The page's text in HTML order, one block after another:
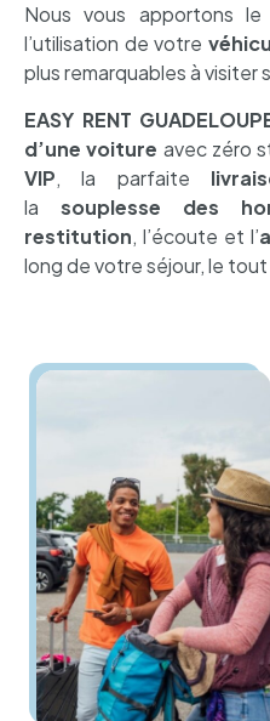
Nous vous apportons le
l’utilisation de votre
plus remarquables à visiter
EASY RENT
d’une voiture avec zéro
VIP, la parfaite
la souplesse des
restitution, l’écoute et l’
long de votre séjour, le tout